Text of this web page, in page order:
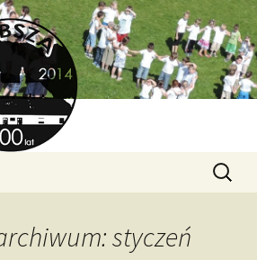
Szukaj:
styczeń